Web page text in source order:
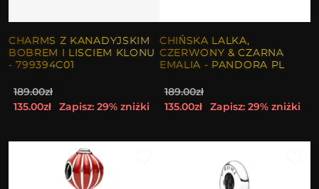
CHARMS Z KANADYJSKIM
BOBREM I LISCIEM KLONU
- 799394C01
189.00zł
135.00zł
Zapisz: 29% zniżki
CHIŃSKA LALKA,
CZERWONY & CZARNA
EMALIA - PANDORA PL
189.00zł
135.00zł
Zapisz: 29% zniżki